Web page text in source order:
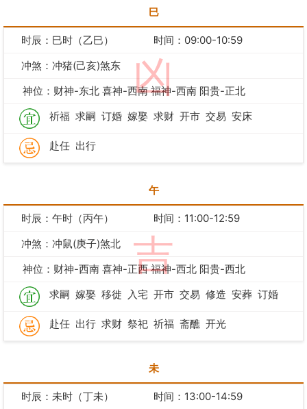
巳
凶
时辰：巳时（乙巳）
时间：09:00-10:59
冲煞：冲猪(己亥)煞东
神位：财神-东北 喜神-西南 福神-西南 阳贵-正北
祈福 求嗣 订婚 嫁娶 求财 开市 交易 安床
赴任 出行
午
吉
时辰：午时（丙午）
时间：11:00-12:59
冲煞：冲鼠(庚子)煞北
神位：财神-西南 喜神-正西 福神-西北 阳贵-西北
求嗣 嫁娶 移徙 入宅 开市 交易 修造 安葬 订婚
赴任 出行 求财 祭祀 祈福 斋醮 开光
未
时辰：未时（丁未）
时间：13:00-14:59